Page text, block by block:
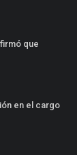
que
en el cargo